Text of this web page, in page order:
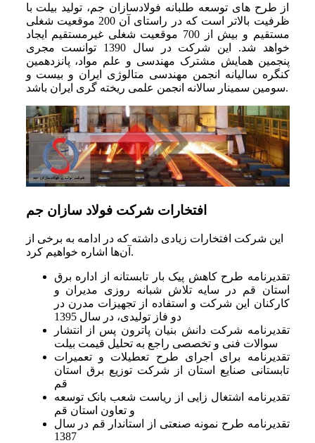
از طرح های توسعه طلبانه فولادسازان جم، تولید بیلت با
ظرفیت بالاتر است که در راستای آن 200 موقعیت شغلی
مستقیم و بیش از 700 موقعیت شغلی غیرمستقیم ایجاد
خواهد شد. این شرکت در سال 1390 توانست مجری
پنجمین همایش مشترک مهندسی و علم مواد، پانزدهمین
کنگره سالیانه انجمن مهندسی متالوژی ایران و بیست و
سومین سمینار سالانه انجمن علمی ریخته گری ایران باشد.
افتخارات شرکت فولاد سازان جم
این شرکت افتخارات زیادی داشته که در ادامه به برخی از
آن‌ها اشاره خواهیم کرد.
تقدیرنامه طرح کاهش پیک بار تابستانه از اداره برق
استان قم در سایه تلاش شبانه روزی مدیران و
کارکنان این شرکت و استفاده از تجهیزات مدرن در
دو فاز تولیدی، در سال 1395
تقدیرنامه شرکت دانش بنیان پاترون پس از انتشار
سوالات فنی و تخصصی راجع به تحلیل قیمت بیلت
تقدیرنامه برای اجرای طرح تعطیلات و تعمیرات
تابستانی صنایع استان از شرکت توزیع برق استان
قم
تقدیرنامه اشتغال زایی از ریاست شعب بانک توسعه
و تعاون استان قم
تقدیرنامه طرح نمونه صنعتی از استاندار قم در سال
1387